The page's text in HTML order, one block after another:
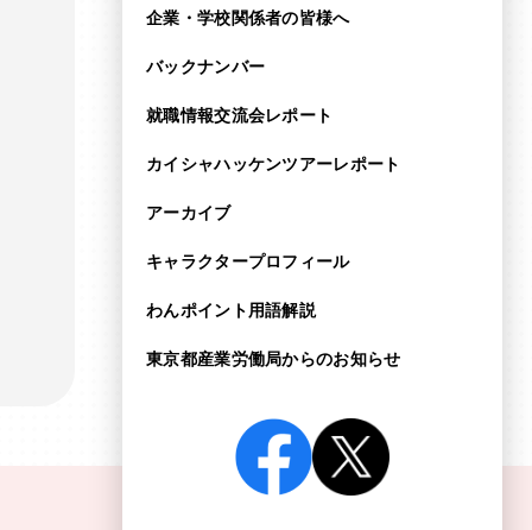
企業・学校関係者の皆様へ
バックナンバー
就職情報交流会レポート
カイシャハッケンツアーレポート
アーカイブ
キャラクタープロフィール
わんポイント用語解説
東京都産業労働局からのお知らせ